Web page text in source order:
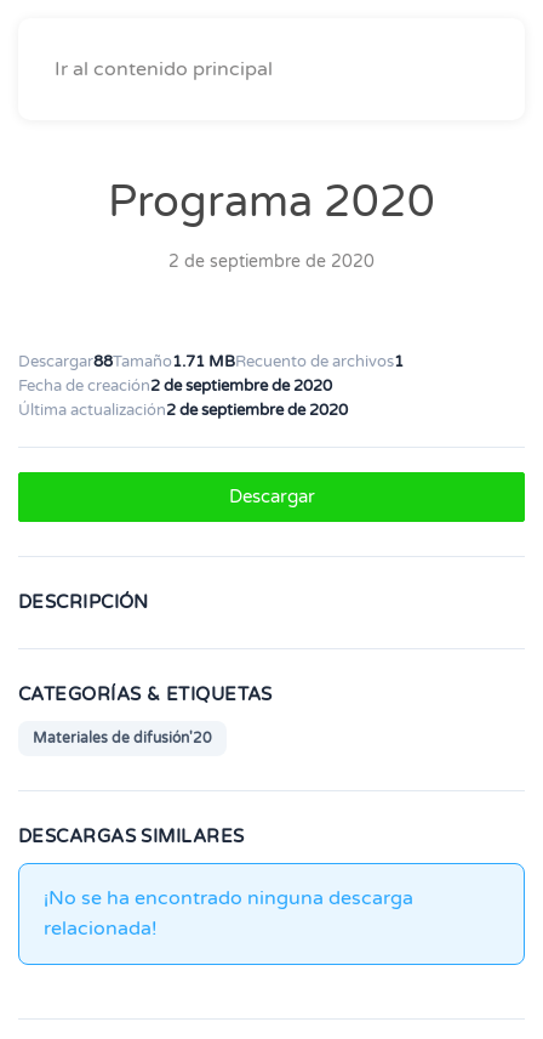
Ir al contenido principal
Programa 2020
2 de septiembre de 2020
Descargar88Tamaño1.71 MBRecuento de archivos1
Fecha de creación2 de septiembre de 2020
Última actualización2 de septiembre de 2020
Descargar
DESCRIPCIÓN
CATEGORÍAS & ETIQUETAS
Materiales de difusión'20
DESCARGAS SIMILARES
¡No se ha encontrado ninguna descarga
relacionada!